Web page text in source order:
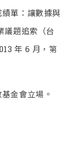
單：讓數據與
議題追索（台
年 6 月，第
金會立場。